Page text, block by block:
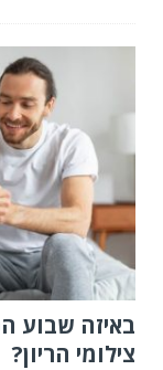
באיזה שבוע
צילומי הריון?